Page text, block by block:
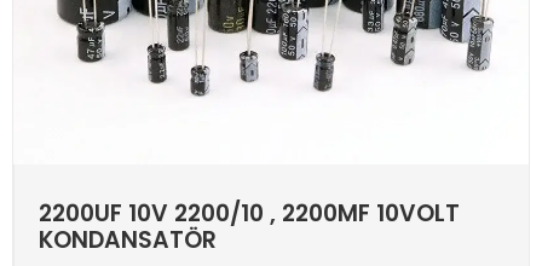
2200UF 10V 2200/10 , 2200MF 10VOLT
KONDANSATÖR